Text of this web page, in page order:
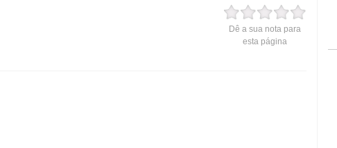
Dê a sua nota para
esta página